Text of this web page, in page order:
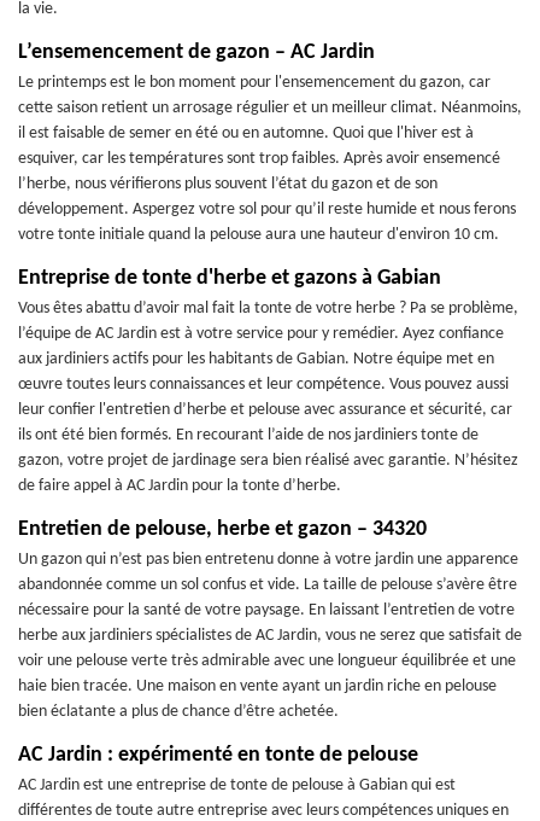
la vie.
L’ensemencement de gazon – AC Jardin
Le printemps est le bon moment pour l'ensemencement du gazon, car
cette saison retient un arrosage régulier et un meilleur climat. Néanmoins,
il est faisable de semer en été ou en automne. Quoi que l'hiver est à
esquiver, car les températures sont trop faibles. Après avoir ensemencé
l’herbe, nous vérifierons plus souvent l’état du gazon et de son
développement. Aspergez votre sol pour qu’il reste humide et nous ferons
votre tonte initiale quand la pelouse aura une hauteur d'environ 10 cm.
Entreprise de tonte d'herbe et gazons à Gabian
Vous êtes abattu d’avoir mal fait la tonte de votre herbe ? Pa se problème,
l’équipe de AC Jardin est à votre service pour y remédier. Ayez confiance
aux jardiniers actifs pour les habitants de Gabian. Notre équipe met en
œuvre toutes leurs connaissances et leur compétence. Vous pouvez aussi
leur confier l'entretien d’herbe et pelouse avec assurance et sécurité, car
ils ont été bien formés. En recourant l’aide de nos jardiniers tonte de
gazon, votre projet de jardinage sera bien réalisé avec garantie. N’hésitez
de faire appel à AC Jardin pour la tonte d’herbe.
Entretien de pelouse, herbe et gazon – 34320
Un gazon qui n’est pas bien entretenu donne à votre jardin une apparence
abandonnée comme un sol confus et vide. La taille de pelouse s’avère être
nécessaire pour la santé de votre paysage. En laissant l’entretien de votre
herbe aux jardiniers spécialistes de AC Jardin, vous ne serez que satisfait de
voir une pelouse verte très admirable avec une longueur équilibrée et une
haie bien tracée. Une maison en vente ayant un jardin riche en pelouse
bien éclatante a plus de chance d’être achetée.
AC Jardin : expérimenté en tonte de pelouse
AC Jardin est une entreprise de tonte de pelouse à Gabian qui est
différentes de toute autre entreprise avec leurs compétences uniques en